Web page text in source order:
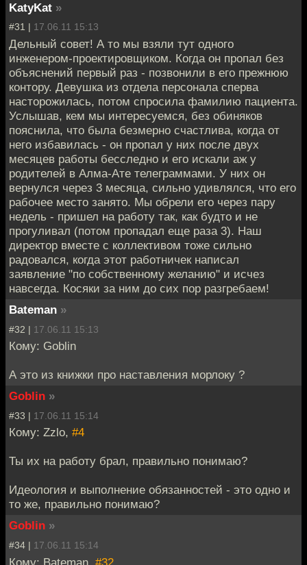
KatyKat »
#31 | 17.06.11 15:13
Дельный совет! А то мы взяли тут одного
инженером-проектировщиком. Когда он пропал без
объяснений первый раз - позвонили в его прежнюю
контору. Девушка из отдела персонала сперва
насторожилась, потом спросила фамилию пациента.
Услышав, кем мы интересуемся, без обиняков
пояснила, что была безмерно счастлива, когда от
него избавилась - он пропал у них после двух
месяцев работы бесследно и его искали аж у
родителей в Алма-Ате телеграммами. У них он
вернулся через 3 месяца, сильно удивлялся, что его
рабочее место занято. Мы обрели его через пару
недель - пришел на работу так, как будто и не
прогуливал (потом пропадал еще раза 3). Наш
директор вместе с коллективом тоже сильно
радовался, когда этот работничек написал
заявление "по собственному желанию" и исчез
навсегда. Косяки за ним до сих пор разгребаем!
Bateman »
#32 | 17.06.11 15:13
Кому: Goblin
А это из книжки про наставления морлоку ?
Goblin »
#33 | 17.06.11 15:14
Кому: Zzlo, #4
Ты их на работу брал, правильно понимаю?
Идеология и выполнение обязанностей - это одно и
то же, правильно понимаю?
Goblin »
#34 | 17.06.11 15:14
Кому: Bateman, #32